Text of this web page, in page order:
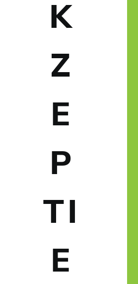
die
Signatur
wenn RKSV oder
werden?
RKSV- und
K
Z
E
P
TI
E